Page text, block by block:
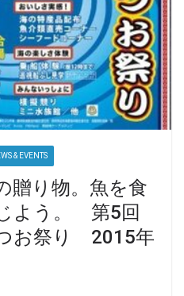
& EVENTS
贈り物。魚を食
よう。 第5回
お祭り 2015年